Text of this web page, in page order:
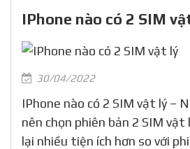
IPhone nào có 2 SIM
30/04/2022
IPhone nào có 2 SIM vật lý –
nên chọn phiên bản 2 SIM vật
lại nhiều tiện ích hơn so với